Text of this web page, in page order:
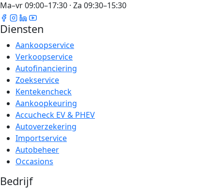
Ma–vr 09:00–17:30 · Za 09:30–15:30
Diensten
Aankoopservice
Verkoopservice
Autofinanciering
Zoekservice
Kentekencheck
Aankoopkeuring
Accucheck EV & PHEV
Autoverzekering
Importservice
Autobeheer
Occasions
Bedrijf